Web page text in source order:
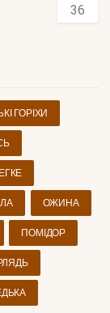
36
ГОРІХИ
ОЖИНА
ПОМІДОР